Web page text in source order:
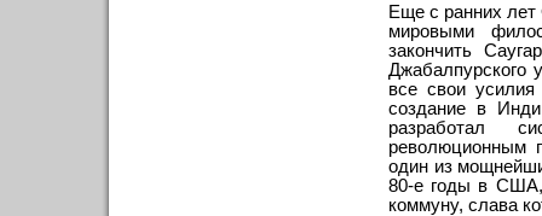
Еще с ранних
мировыми
закончить
Джабалпурского
все свои
создание в
разработал
революционным
один из
80-е годы в США,
коммуну, слава